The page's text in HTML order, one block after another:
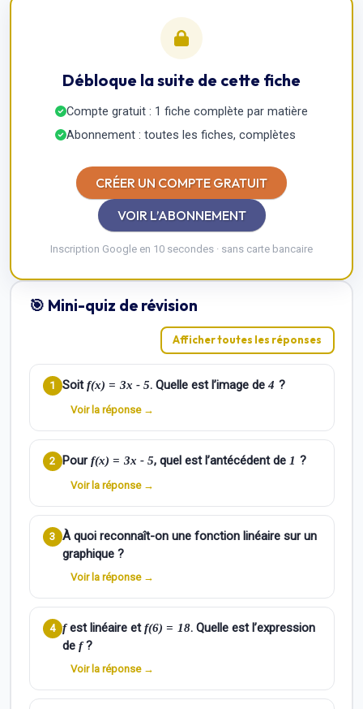
Débloque la suite de cette fiche
Compte gratuit : 1 fiche complète par matière
Abonnement : toutes les fiches, complètes
CRÉER UN COMPTE GRATUIT
VOIR L’ABONNEMENT
Inscription Google en 10 secondes · sans carte bancaire
🎯 Mini-quiz de révision
Afficher toutes les réponses
1 Soitf(x) = 3x - 5. Quelle est l’image de4 ?
Voir la réponse →
2 Pourf(x) = 3x - 5, quel est l’antécédent de 1 ?
Voir la réponse →
3 À quoi reconnaît-on une fonction linéaire sur un
graphique ?
Voir la réponse →
4 fest linéaire etf(6) = 18. Quelle est l’expression
de f?
Voir la réponse →